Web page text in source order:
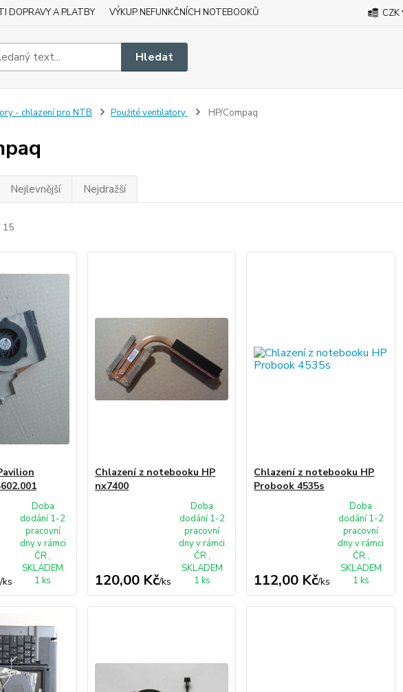
DOPRAVY A PLATBY VÝKUP NEFUNKČNÍCH NOTEBOOKŮ CZK
Hledat
- chlazení pro NTB Použité ventilatory HP/Compaq
Nejlevnější Nejdražší
15
/ks
Doba
dodání 1-2
pracovní
dny v rámci
ČR ,
SKLADEM
1 ks
Chlazení z notebooku HP
nx7400
120,00 Kč/ks
Doba
dodání 1-2
pracovní
dny v rámci
ČR ,
SKLADEM
1 ks
Chlazení z notebooku HP
Probook 4535s
112,00 Kč/ks
Doba
dodání 1-2
pracovní
dny v rámci
ČR ,
SKLADEM
1 ks